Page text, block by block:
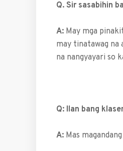
Q. Sir sasabihin
A: May mga
may tinatawag na
na nangyayari so
Q: Ilan bang
A: Mas